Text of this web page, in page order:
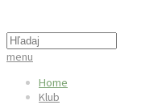
menu
Home
Klub